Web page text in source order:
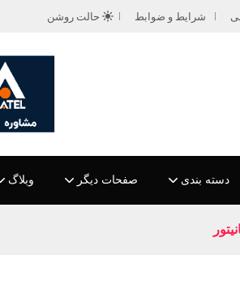
شرایط و ضوابط حالت روشن
دسته بندی صفحات دیگر وبلاگ